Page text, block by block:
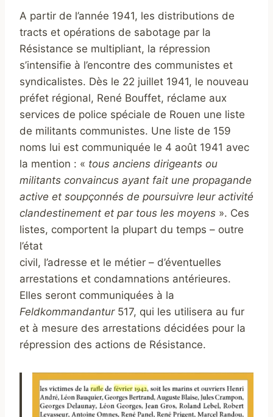
A partir de l’année 1941, les distributions de
tracts et opérations de sabotage par la
Résistance se multipliant, la répression
s’intensifie à l’encontre des communistes et
syndicalistes. Dès le 22 juillet 1941, le nouveau
préfet régional, René Bouffet, réclame aux
services de police spéciale de Rouen une liste
de militants communistes. Une liste de 159
noms lui est communiquée le 4 août 1941 avec
la mention : « tous anciens dirigeants ou
militants convaincus ayant fait une propagande
active et soupçonnés de poursuivre leur activité
clandestinement et par tous les moyens ». Ces
listes, comportent la plupart du temps – outre
l’état
civil, l’adresse et le métier – d’éventuelles
arrestations et condamnations antérieures.
Elles seront communiquées à la
Feldkommandantur517, qui les utilisera au fur
et à mesure des arrestations décidées pour la
répression des actions de Résistance.